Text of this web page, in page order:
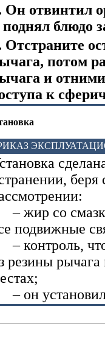
Он отвинтил
блюдо
Отстраните
потом
и
к
жир со
подвижные
контроль,
резины
он